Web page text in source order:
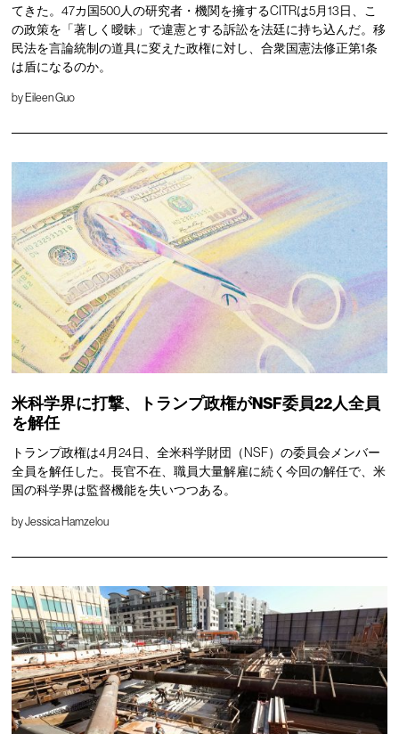
てきた。47カ国500人の研究者・機関を擁するCITRは5月13日、こ
の政策を「著しく曖昧」で違憲とする訴訟を法廷に持ち込んだ。移
民法を言論統制の道具に変えた政権に対し、合衆国憲法修正第1条
は盾になるのか。
by Eileen Guo
米科学界に打撃、トランプ政権がNSF委員22人全員
を解任
トランプ政権は4月24日、全米科学財団（NSF）の委員会メンバー
全員を解任した。長官不在、職員大量解雇に続く今回の解任で、米
国の科学界は監督機能を失いつつある。
byJessica Hamzelou